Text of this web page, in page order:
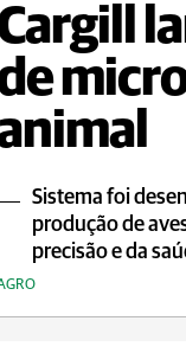
Sistema foi
produção de
precisão e da